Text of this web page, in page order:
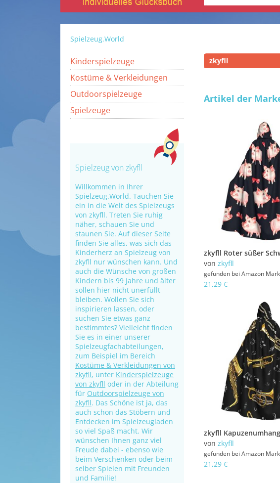
Spielzeug.World
Kinderspielzeuge
Kostüme & Verkleidungen
Outdoorspielzeuge
Spielzeuge
Spielzeug von zkyfll
Willkommen in Ihrer
Spielzeug.World. Tauchen Sie
ein in die Welt des Spielzeugs
von zkyfll. Treten Sie ruhig
näher, schauen Sie und
staunen Sie. Auf dieser Seite
finden Sie alles, was sich das
Kinderherz an Spielzeug von
zkyfll nur wünschen kann. Und
auch die Wünsche von großen
Kindern bis 99 Jahre und älter
sollen hier nicht unerfüllt
bleiben. Wollen Sie sich
inspirieren lassen, oder
suchen Sie etwas ganz
bestimmtes? Vielleicht finden
Sie es in einer unserer
Spielzeugfachabteilungen,
zum Beispiel im Bereich
Kostüme & Verkleidungen von
zkyfll, unter Kinderspielzeuge
von zkyfll oder in der Abteilung
für Outdoorspielzeuge von
zkyfll. Das Schöne ist ja, das
auch schon das Stöbern und
Entdecken im Spielzeugladen
so viel Spaß macht. Wir
wünschen Ihnen ganz viel
Freude dabei - ebenso wie
beim Verschenken oder beim
selber Spielen mit Freunden
und Familie!
zkyfll
Artikel der
von zkyfll
gefunden bei Amazon
21,29 €
von zkyfll
gefunden bei Amazon
21,29 €